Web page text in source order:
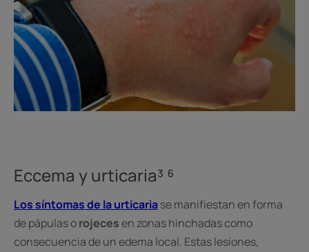
Eccema y urticaria³ ⁶
Los síntomas de la urticariase manifiestan en forma
de pápulas orojecesen zonas hinchadas como
consecuencia de un edema local. Estas lesiones,